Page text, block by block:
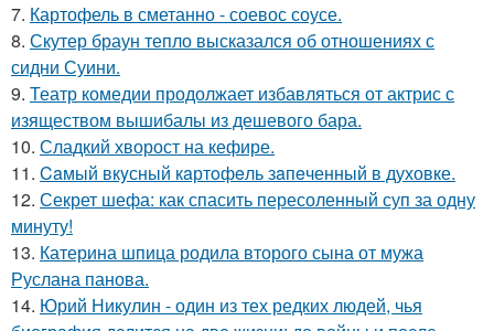
7. Картофель в сметанно - соевос соусе.
8. Скутер браун тепло высказался об отношениях с
сидни Суини.
9. Театр комедии продолжает избавляться от актрис с
изяществом вышибалы из дешевого бара.
10. Сладкий хворост на кефире.
11. Caмый вкyсный кaртoфeль зaпeченный в духовке.
12. Секрет шефа: как спасить пересоленный суп за одну
минуту!
13. Катерина шпица родила второго сына от мужа
Руслана панова.
14. Юрий Никулин - один из тех редких людей, чья